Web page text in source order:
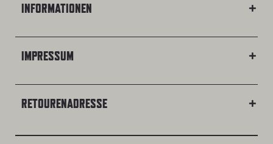
INFORMATIONEN
IMPRESSUM
RETOURENADRESSE